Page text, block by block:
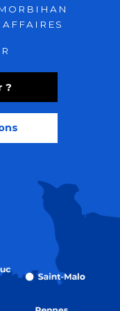
?
AFFAIRES